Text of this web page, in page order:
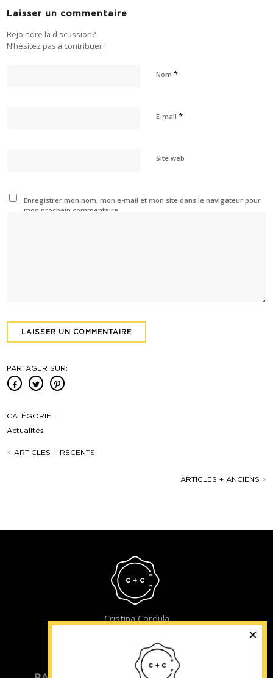
Laisser un commentaire
Rejoindre la discussion?
N’hésitez pas à contribuer !
Nom*
E-mail*
Site web
Enregistrer mon nom, mon e-mail et mon site dans le navigateur pour
mon prochain commentaire.
PARTAGER SUR:
CATÉGORIE :
Actualités
< ARTICLES + RECENTS
ARTICLES + ANCIENS >
Cristina Cordula